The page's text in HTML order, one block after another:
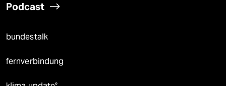
Podcast
bundestalk
fernverbindung